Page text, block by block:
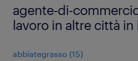
agente-di-
lavoro in altre città
abbiategrasso (15)